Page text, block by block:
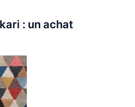
: un achat